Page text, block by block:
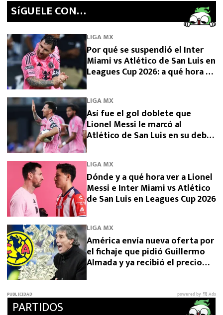
SíGUELE CON…
LIGA MX
Por qué se suspendió el Inter
Miami vs Atlético de San Luis en
Leagues Cup 2026: a qué hora se
LIGA MX
Así fue el gol doblete que
Lionel Messi le marcó al
Atlético de San Luis en su debut
LIGA MX
Dónde y a qué hora ver a Lionel
Messi e Inter Miami vs Atlético
de San Luis en Leagues Cup 2026
LIGA MX
América envía nueva oferta por
el fichaje que pidió Guillermo
Almada y ya recibió el precio